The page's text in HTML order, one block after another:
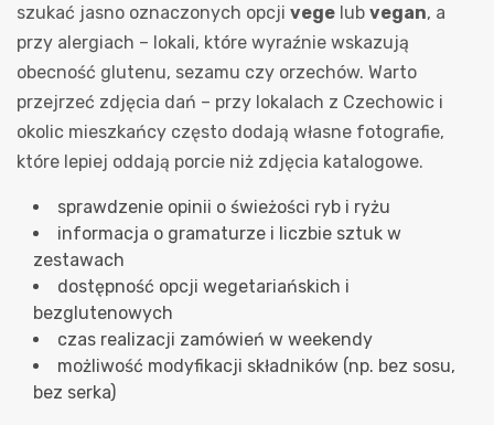
szukać jasno oznaczonych opcji vege lub vegan, a
przy alergiach – lokali, które wyraźnie wskazują
obecność glutenu, sezamu czy orzechów. Warto
przejrzeć zdjęcia dań – przy lokalach z Czechowic i
okolic mieszkańcy często dodają własne fotografie,
które lepiej oddają porcie niż zdjęcia katalogowe.
sprawdzenie opinii o świeżości ryb i ryżu
informacja o gramaturze i liczbie sztuk w
zestawach
dostępność opcji wegetariańskich i
bezglutenowych
czas realizacji zamówień w weekendy
możliwość modyfikacji składników (np. bez sosu,
bez serka)